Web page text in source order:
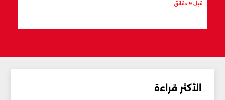
قبل 9 دقائق
الأكثر قراءة